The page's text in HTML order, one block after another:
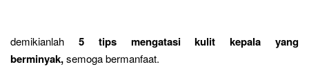
demikianlah 5 tips mengatasi kulit kepala yang
berminyak,semoga bermanfaat.